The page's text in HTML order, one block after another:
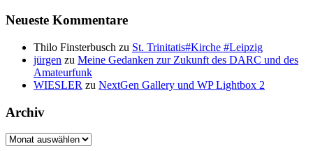
Neueste Kommentare
Thilo Finsterbusch zu St. Trinitatis#Kirche #Leipzig
jürgen zu Meine Gedanken zur Zukunft des DARC und des
Amateurfunk
WIESLER zu NextGen Gallery und WP Lightbox 2
Archiv
Archiv